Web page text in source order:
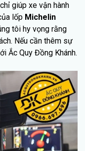
giúp xe vận hành
lốp Michelin
tôi hy vọng rằng
Nếu cần thêm sự
Ắc Quy Đồng Khánh.